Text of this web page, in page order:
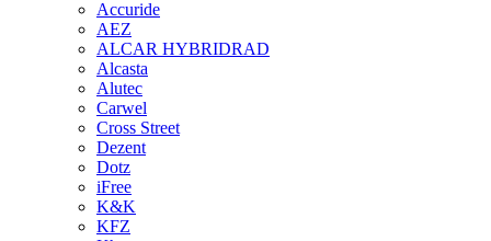
Accuride
AEZ
ALCAR HYBRIDRAD
Alcasta
Alutec
Carwel
Cross Street
Dezent
Dotz
iFree
K&K
KFZ